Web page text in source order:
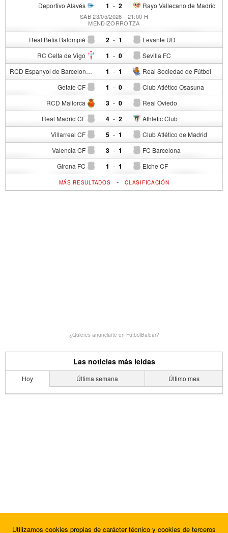
Deportivo Alavés 1 - Rayo Vallecano de Madrid
2
SÁB 23/05/2026 - 21:00 H
MENDIZORROTZA
Real Betis Balompié 2 - Levante UD
1
RC Celta de Vigo 1 - Sevilla FC
0
RCD Espanyol de Barcelona 1 - Real Sociedad de Fútbol
1
Getafe CF 1 - Club Atlético Osasuna
0
RCD Mallorca 3 - Real Oviedo
0
Real Madrid CF 4 - Athletic Club
2
Villarreal CF 5 - Club Atlético de Madrid
1
Valencia CF 3 - FC Barcelona
1
Girona FC 1 - Elche CF
1
MÁS RESULTADOS -CLASIFICACIÓN
¿Quieres anunciarte en FutbolBalear?
Las noticias más leídas
Hoy Última semana Último mes
Utilizamos cookies propias de carácter técnico y cookies de terceros